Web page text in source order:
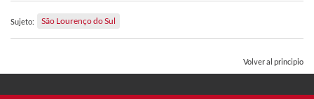
Sujeto: São Lourenço do Sul
Volver al principio